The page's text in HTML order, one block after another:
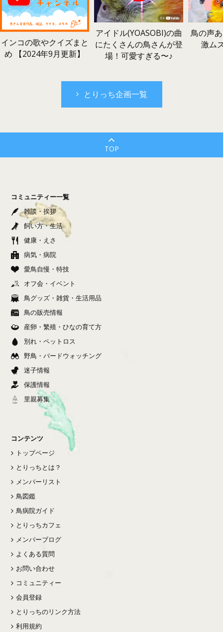
インコの歌やクイズまと
め 【2024年9月更新】
アイドル(YOASOBI)の曲
にたくさんの鳥さんが登
場！可愛すぎる〜♪
鳥の声
激ム
とりっち企画一覧
TOP
コミュニティー一覧
雑談・挨拶
飼い方・生活
健康・えさ
病気・病院
愛鳥自慢・特技
オフ会・イベント
鳥グッズ・雑貨・生活用品
鳥の販売情報
産卵・繁殖・ひなの育て方
別れ・ペットロス
野鳥・バードウォッチング
迷子情報
保護情報
里親募集
コンテンツ
トップページ
とりっちとは？
メンバーリスト
鳥図鑑
鳥病院ガイド
とりっちカフェ
メンバーブログ
よくある質問
お問い合わせ
コミュニティー
会員登録
とりっちのリンク方法
利用規約